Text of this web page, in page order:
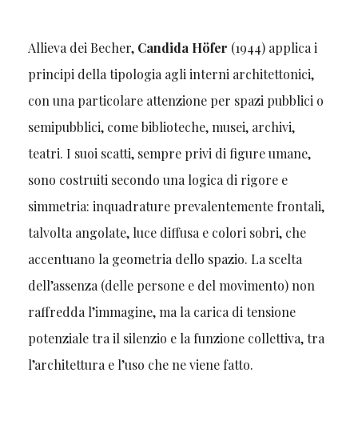
Allieva dei Becher, Candida Höfer (1944) applica i
principi della tipologia agli interni architettonici,
con una particolare attenzione per spazi pubblici o
semipubblici, come biblioteche, musei, archivi,
teatri. I suoi scatti, sempre privi di figure umane,
sono costruiti secondo una logica di rigore e
simmetria: inquadrature prevalentemente frontali,
talvolta angolate, luce diffusa e colori sobri, che
accentuano la geometria dello spazio. La scelta
dell’assenza (delle persone e del movimento) non
raffredda l’immagine, ma la carica di tensione
potenziale tra il silenzio e la funzione collettiva, tra
l’architettura e l’uso che ne viene fatto.